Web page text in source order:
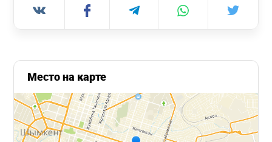
Место на карте